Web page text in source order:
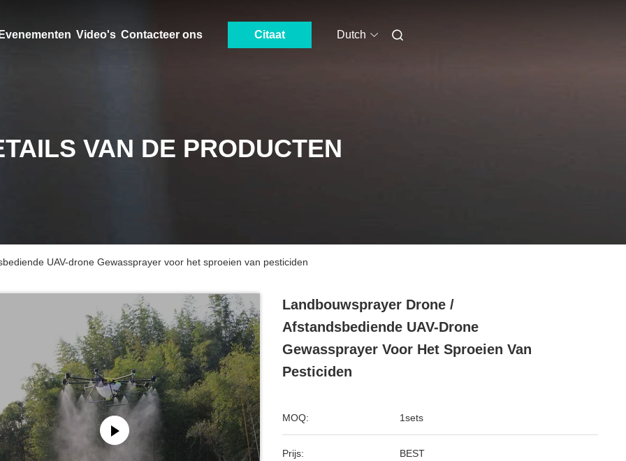
Video's Contacteer ons Citaat Dutch
VAN DE PRODUCTEN
UAV-drone Gewassprayer voor het sproeien van pesticiden
Landbouwsprayer Drone /
Afstandsbediende UAV-Drone
Gewassprayer Voor Het Sproeien Van
Pesticiden
MOQ: 1sets
Prijs: BEST